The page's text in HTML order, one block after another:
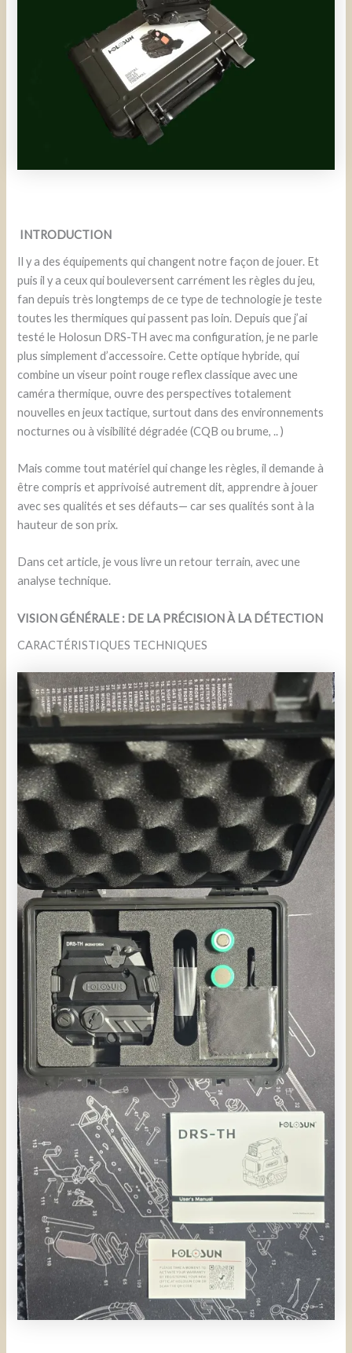
INTRODUCTION
Il y a des équipements qui changent notre façon de jouer. Et
puis il y a ceux qui bouleversent carrément les règles du jeu,
fan depuis très longtemps de ce type de technologie je teste
toutes les thermiques qui passent pas loin. Depuis que j’ai
testé le Holosun DRS-TH avec ma configuration, je ne parle
plus simplement d’accessoire. Cette optique hybride, qui
combine un viseur point rouge reflex classique avec une
caméra thermique, ouvre des perspectives totalement
nouvelles en jeux tactique, surtout dans des environnements
nocturnes ou à visibilité dégradée (CQB ou brume, .. )
Mais comme tout matériel qui change les règles, il demande à
être compris et apprivoisé autrement dit, apprendre à jouer
avec ses qualités et ses défauts— car ses qualités sont à la
hauteur de son prix.
Dans cet article, je vous livre un retour terrain, avec une
analyse technique.
VISION GÉNÉRALE : DE LA PRÉCISION À LA DÉTECTION
CARACTÉRISTIQUES TECHNIQUES